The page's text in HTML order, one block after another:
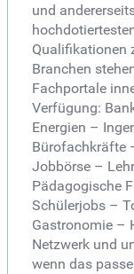
und
Qualifikationen
Branchen
Fachportale
Verfügung:
Energien –
Bürofachkräfte
Jobbörse –
Pädagogische
Schülerjobs –
Gastronomie –
Netzwerk und
wenn das